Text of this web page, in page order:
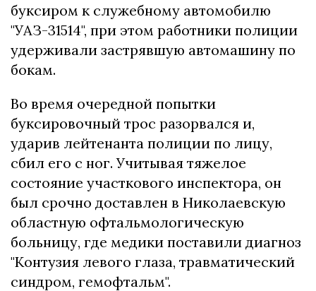
буксиром к служебному автомобилю
"УАЗ-31514", при этом работники полиции
удерживали застрявшую автомашину по
бокам.
Во время очередной попытки
буксировочный трос разорвался и,
ударив лейтенанта полиции по лицу,
сбил его с ног. Учитывая тяжелое
состояние участкового инспектора, он
был срочно доставлен в Николаевскую
областную офтальмологическую
больницу, где медики поставили диагноз
"Контузия левого глаза, травматический
синдром, гемофтальм".